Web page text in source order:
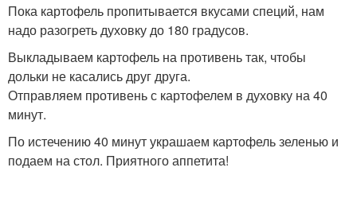
Пока картофель пропитывается вкусами специй, нам
надо разогреть духовку до 180 градусов.
Выкладываем картофель на противень так, чтобы
дольки не касались друг друга.
Отправляем противень с картофелем в духовку на 40
минут.
По истечению 40 минут украшаем картофель зеленью и
подаем на стол. Приятного аппетита!